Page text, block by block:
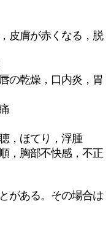
皮膚が赤くなる，脱
の乾燥，口内炎，胃
，ほてり，浮腫
，胸部不快感，不正
がある。その場合は